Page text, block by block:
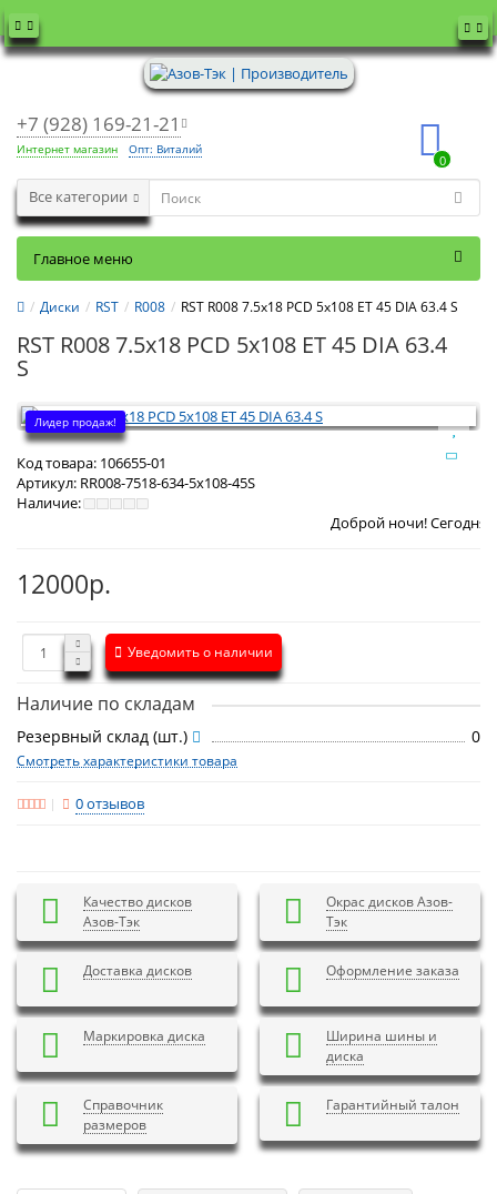
+7 (928) 169-21-21
Интернет магазин Опт: Виталий
0
Все категории
Главное меню
Диски RST R008 RST R008 7.5x18 PCD 5x108 ET 45 DIA 63.4 S
RST R008 7.5x18 PCD 5x108 ET 45 DIA 63.4
S
Лидер продаж!
Код товара: 106655-01
Артикул: RR008-7518-634-5x108-45S
Наличие:
Доброй ночи! СегодняПятница 7
12000р.
Уведомить о наличии
Наличие по складам
Резервный склад (шт.) 0
Смотреть характеристики товара
0 отзывов
Качество дисков
Азов-Тэк
Окрас дисков Азов-
Тэк
Доставка дисков Оформление заказа
Маркировка диска
Ширина шины и
диска
Справочник
размеров
Гарантийный талон